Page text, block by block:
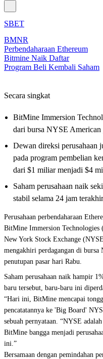
SBET
BMNR
Perbendaharaan Ethereum
Bitmine Naik Daftar
Program Beli Kembali Saham
Secara singkat
BitMine Immersion
dari bursa NYSE
Dewan direksi perusahaan
pada program pembelian
dari $1 miliar menjadi $4
Saham perusahaan naik
stabil selama 24 jam
Perusahaan perbendaharaan
BitMine Immersion Technologies
New York Stock Exchange
mengakhiri perdagangan di
penutupan pasar hari Rabu.
Saham perusahaan naik hampir
baru tersebut, baru-baru ini
“Hari ini, BitMine mencapai
pencatatannya ke 'Big Board'
sebuah pernyataan. “NYSE
BitMine bangga menjadi
ini.”
Bersamaan dengan pemindahan